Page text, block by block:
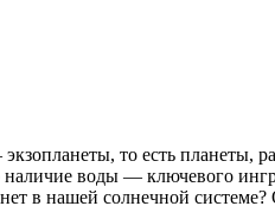
то есть планеты,
наличие воды — ключевого
в нашей солнечной системе?